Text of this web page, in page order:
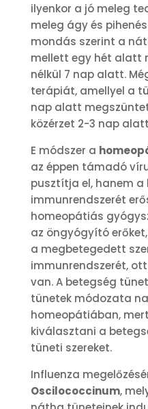
ilyenkor a jó meleg
meleg ágy és
mondás szerint a
mellett egy hét alatt
nélkül 7 nap alatt.
terápiát, amellyel a
nap alatt
közérzet 2-3 nap
E módszer a
az éppen támadó
pusztítja el, hanem
immunrendszerét
homeopátiás
az öngyógyító
a megbetegedett
immunrendszerét,
van. A betegség
tünetek módozata
homeopátiában,
kiválasztani a
tüneti szereket.
Influenza
Oscilococcinum,